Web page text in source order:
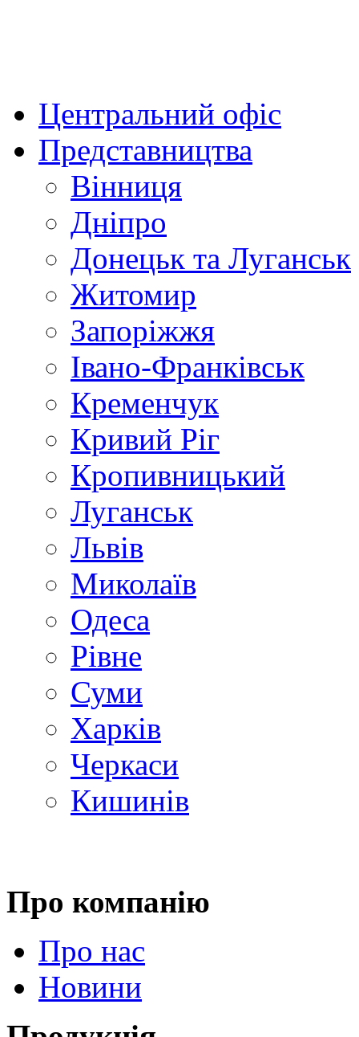
Центральний офіс
Представництва
Вінниця
Дніпро
Донецьк та Луганськ
Житомир
Запоріжжя
Івано-Франківськ
Кременчук
Кривий Ріг
Кропивницький
Луганськ
Львів
Миколаїв
Одеса
Рівне
Суми
Харків
Черкаси
Кишинів
Про компанію
Про нас
Новини